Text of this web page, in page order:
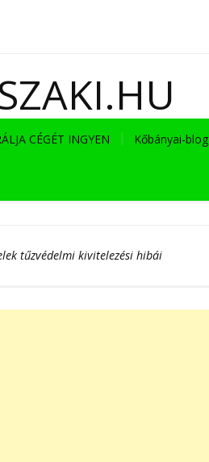
CÉGÉT INGYEN Kőbányai-blog
tűzvédelmi kivitelezési hibái